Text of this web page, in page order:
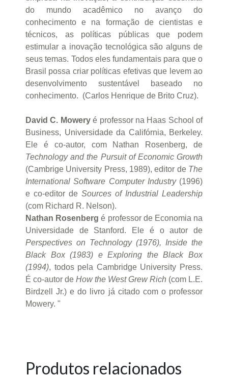
do mundo acadêmico no avanço do
conhecimento e na formação de cientistas e
técnicos, as políticas públicas que podem
estimular a inovação tecnológica são alguns de
seus temas. Todos eles fundamentais para que o
Brasil possa criar políticas efetivas que levem ao
desenvolvimento sustentável baseado no
conhecimento. (Carlos Henrique de Brito Cruz).
David C. Moweryé professor na Haas School of
Business, Universidade da Califórnia, Berkeley.
Ele é co-autor, com Nathan Rosenberg, de
Technology and the Pursuit of Economic Growth
(Cambrige University Press, 1989), editor de The
International Software Computer Industry(1996)
e co-editor de Sources of Industrial Leadership
(com Richard R. Nelson).
Nathan Rosenberg é professor de Economia na
Universidade de Stanford. Ele é o autor de
Perspectives on Technology (1976), Inside the
Black Box (1983) e Exploring the Black Box
(1994), todos pela Cambridge University Press.
É co-autor de How the West Grew Rich (com L.E.
Birdzell Jr.) e do livro já citado com o professor
Mowery. "
Produtos relacionados